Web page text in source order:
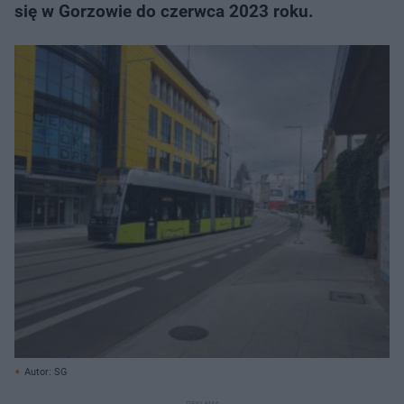
się w Gorzowie do czerwca 2023 roku.
Autor: SG